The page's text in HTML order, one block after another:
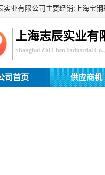
上海志辰实业有
Shanghai Zhi Chen Industrial
司首页 供应商机